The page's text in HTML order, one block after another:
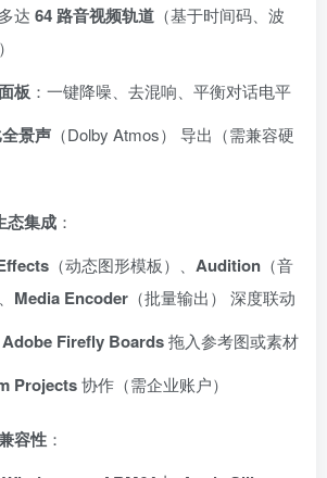
达 64 路音视频轨道 （基于时间码、波
板 ：一键降噪、去混响、平衡对话电平
景声 （Dolby Atmos） 导出（需兼容硬
态集成 ：
（动态图形模板）、 Audition （音
Media Encoder （批量输出） 深度联动
Adobe Firefly Boards拖入参考图或素材
Projects协作（需企业账户）
容性 ：